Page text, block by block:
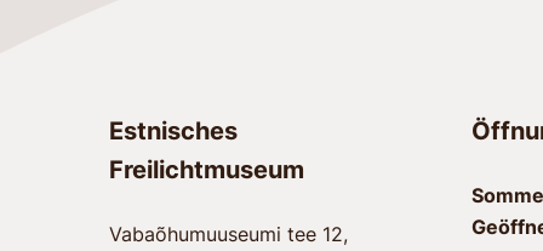
Estnisches
Freilichtmuseum
Vabaõhumuuseumi tee 12,